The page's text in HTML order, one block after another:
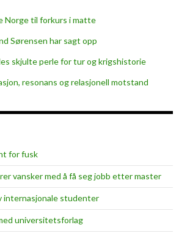
o
r
a
i
Norge til forkurs i matte
Sørensen har sagt opp
skjulte perle for tur og krigshistorie
resonans og relasjonell motstand
for fusk
vansker med å få seg jobb etter master
internasjonale studenter
universitetsforlag